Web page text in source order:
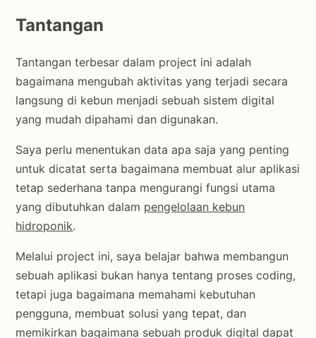
Tantangan
Tantangan terbesar dalam project ini adalah
bagaimana mengubah aktivitas yang terjadi secara
langsung di kebun menjadi sebuah sistem digital
yang mudah dipahami dan digunakan.
Saya perlu menentukan data apa saja yang penting
untuk dicatat serta bagaimana membuat alur aplikasi
tetap sederhana tanpa mengurangi fungsi utama
yang dibutuhkan dalam pengelolaan kebun
hidroponik.
Melalui project ini, saya belajar bahwa membangun
sebuah aplikasi bukan hanya tentang proses coding,
tetapi juga bagaimana memahami kebutuhan
pengguna, membuat solusi yang tepat, dan
memikirkan bagaimana sebuah produk digital dapat